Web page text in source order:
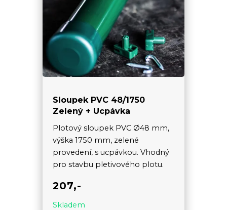
Sloupek PVC 48/1750
Zelený + Ucpávka
Plotový sloupek PVC Ø48 mm,
výška 1750 mm, zelené
provedení, s ucpávkou. Vhodný
pro stavbu pletivového plotu.
207,-
Skladem